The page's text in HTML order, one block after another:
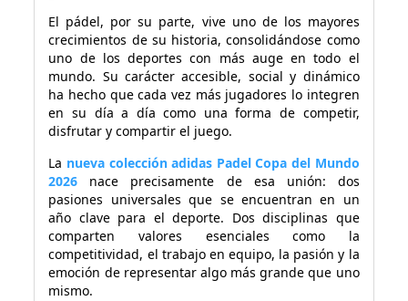
El pádel, por su parte, vive uno de los mayores
crecimientos de su historia, consolidándose como
uno de los deportes con más auge en todo el
mundo. Su carácter accesible, social y dinámico
ha hecho que cada vez más jugadores lo integren
en su día a día como una forma de competir,
disfrutar y compartir el juego.
La nueva colección adidas Padel Copa del Mundo
2026 nace precisamente de esa unión: dos
pasiones universales que se encuentran en un
año clave para el deporte. Dos disciplinas que
comparten valores esenciales como la
competitividad, el trabajo en equipo, la pasión y la
emoción de representar algo más grande que uno
mismo.